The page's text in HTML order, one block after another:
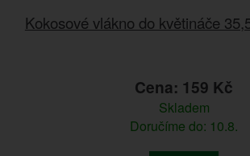
Kokosové vlákno do květináče
Cena: 159 Kč
Skladem
Doručíme do: 10.8.